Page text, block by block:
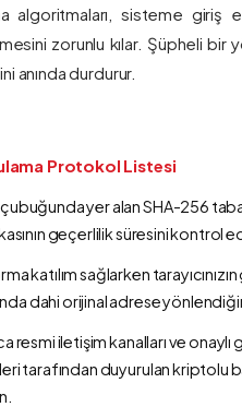
algoritmaları, sisteme giriş
zorunlu kılar. Şüpheli bir
anında durdurur.
Protokol Listesi
yer alan SHA-256
geçerlilik süresini kontrol
katılım sağlarken
dahi orijinal adrese
resmi iletişim kanalları ve
tarafından duyurulan kriptolu